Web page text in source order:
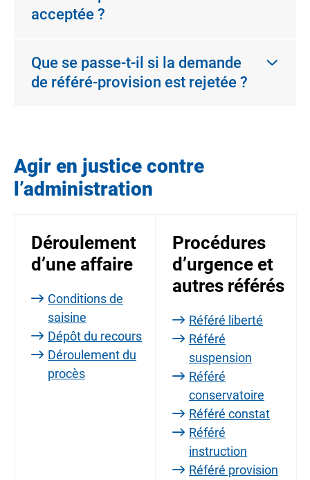
acceptée ?
Que se passe-t-il si la demande
de référé-provision est rejetée ?
Agir en justice contre
l’administration
Déroulement
d’une affaire
Conditions de
saisine
Dépôt du recours
Déroulement du
procès
Procédures
d’urgence et
autres référés
Référé liberté
Référé
suspension
Référé
conservatoire
Référé constat
Référé
instruction
Référé provision